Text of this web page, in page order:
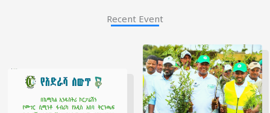
Recent Event